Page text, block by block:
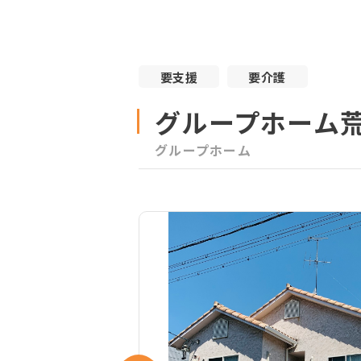
要支援 要介護
グループホーム
グループホーム